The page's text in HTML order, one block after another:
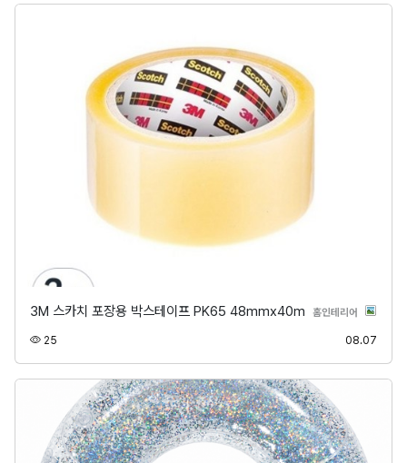
3M 스카치 포장용 박스테이프 PK65 48mmx40m 홈인테리어 분류
25 08.07